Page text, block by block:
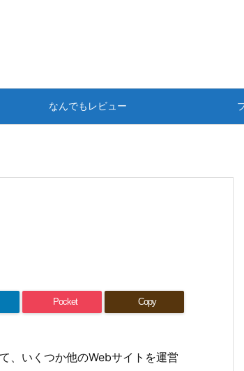
なんでもレビュー
Pocket Copy
、いくつか他のWebサイトを運営